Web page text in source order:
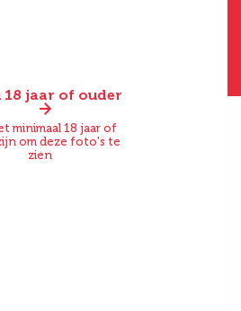
18 jaar of ouder
minimaal 18 jaar of
om deze foto's te
zien